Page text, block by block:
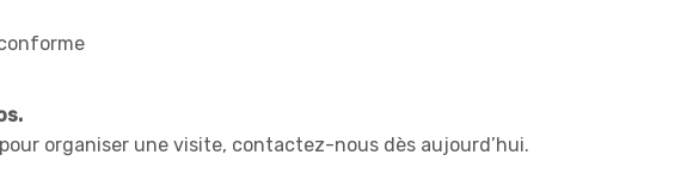
organiser une visite, contactez-nous dès aujourd’hui.